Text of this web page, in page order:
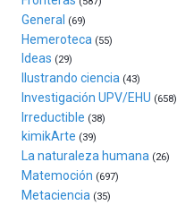
exposiciones,
conferencias,
docufórums
y
espectáculos
del
16
de
septiembre
General (69)
Hemeroteca (55)
Ideas (29)
Ilustrando ciencia (43)
Investigación UPV/EHU (658)
Irreductible (38)
kimikArte (39)
La naturaleza humana (26)
Matemoción (697)
Metaciencia (35)